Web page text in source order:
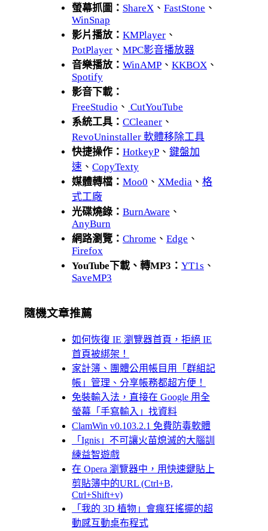
螢幕抓圖： ShareX 、 FastStone 、
WinSnap
影片播放： KMPlayer 、
PotPlayer 、 MPC影音播放器
音樂播放： WinAMP 、 KKBOX 、
Spotify
影音下載：
FreeStudio 、 CutYouTube
系統工具： CCleaner 、
RevoUninstaller 軟體移除工具
快捷操作： HotkeyP 、 鍵盤加
速 、 CopyTexty
媒體轉檔： Moo0 、 XMedia 、 格
式工廠
光碟燒錄： BurnAware 、
AnyBurn
網路瀏覽： Chrome 、 Edge 、
Firefox
YouTube下載、轉MP3： YT1s 、
SaveMP3
隨機文章推薦
如何恢復 IE 瀏覽器首頁，拒絕 IE
首頁被綁架！
家計簿、團體公用帳目用「群組記
帳」管理、分享帳務都超方便！
免裝輸入法，直接在 Google 用全
螢幕「手寫輸入」找資料
ClamWin v0.103.2.1 免費防毒軟體
「Ignis」不可讓火苗熄滅的大腦訓
練益智遊戲
在 Opera 瀏覽器中，用快速鍵貼上
剪貼簿中的URL (Ctrl+B,
Ctrl+Shift+v)
「我的 3D 植物」會瘋狂搖擺的超
動感互動桌布程式